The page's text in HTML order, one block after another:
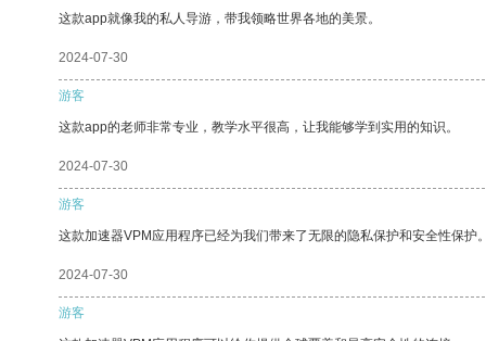
这款app就像我的私人导游，带我领略世界各地的美景。
2024-07-30
游客
这款app的老师非常专业，教学水平很高，让我能够学到实用的知识。
2024-07-30
游客
这款加速器VPM应用程序已经为我们带来了无限的隐私保护和安全性保护
2024-07-30
游客